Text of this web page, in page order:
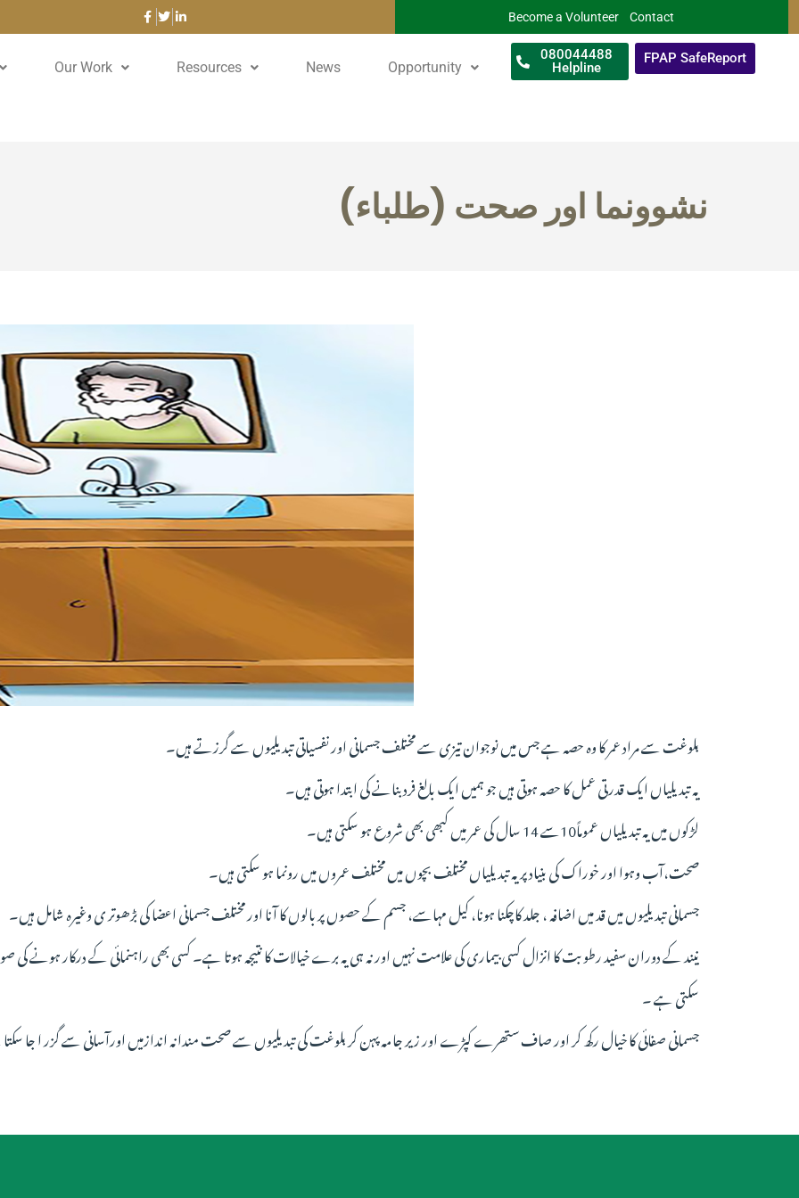
Become a Volunteer Contact
Our Work Resources News Opportunity
080044488
Helpline
FPAP SafeReport
(نشوونما اور صحت (طلباء
بلوغت سے مراد عمر کا وہ حصہ ہے جس میں نوجوان تیزی سے مختلف جسمانی اور نفسیاتی تبدیلیوں سے گرزتے ہیں۔
یہ تبدیلیاں ایک قدرتی عمل کا حصہ ہوتی ہیں جو ہمیں ایک بالغ فرد بنانے کی ابتدا ہوتی ہیں۔
لڑکوں میں یہ تبدیلیاں عموماً10سے 14 سال کی عمر میں کبھی بھی شروع ہو سکتی ہیں۔
صحت،آب وہوا اور خوراک کی بنیاد پر یہ تبدیلیاں مختلف بچوں میں مختلف عمروں میں رونما ہو سکتی ہیں۔
جسمانی تبدیلیوں میں قد میں اضافہ ، جلد کاچکنا ہونا، کیل مہاسے، جسم کے حصوں پر بالوں کا آنا اور مختلف جسمانی اعضا کی بڑھوتر ی وغیرہ شامل ہیں۔
نیند کے دوران سفید رطوبت کا انزال کسی بیماری کی علامت نہیں اور نہ ہی یہ برے خیالات کا نتیجہ ہوتا ہے۔ کسی بھی راہنمائی کے درکار ہونے
سکتی ہے ۔
جسمانی صفائی کا خیال رکھ کر اور صاف ستھرے کپڑے اور زیر جامہ پہن کر بلوغت کی تبدیلیوں سے صحت مندانہ اندازمیں اورآسانی سے گزر ا جا